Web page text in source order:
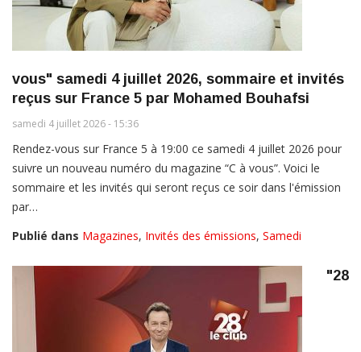
vous" samedi 4 juillet 2026, sommaire et invités
reçus sur France 5 par Mohamed Bouhafsi
samedi 4 juillet 2026 - 15:36
Rendez-vous sur France 5 à 19:00 ce samedi 4 juillet 2026 pour
suivre un nouveau numéro du magazine “C à vous”. Voici le
sommaire et les invités qui seront reçus ce soir dans l'émission
par…
Publié dans Magazines, Invités des émissions, Samedi
"28